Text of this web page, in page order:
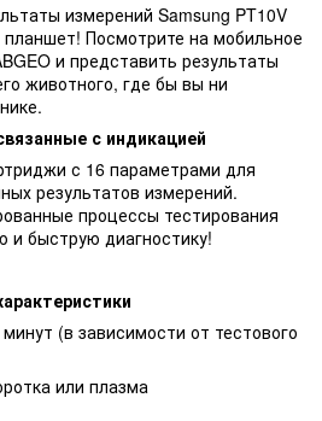
измерений Samsung PT10V
Посмотрите на мобильное
и представить результаты
животного, где бы вы ни
с индикацией
с 16 параметрами для
результатов измерений.
процессы тестирования
быструю диагностику!
(в зависимости от тестового
или плазма